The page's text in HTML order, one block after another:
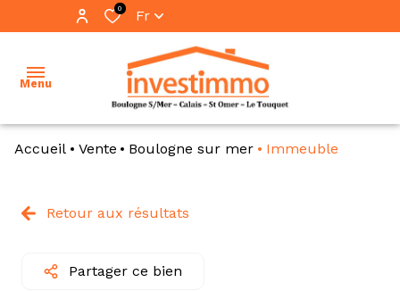
0 Fr
Menu
ventes
vente
pro
Accueil Vente Boulogne sur mer Immeuble
Retour aux résultats
Partager ce bien